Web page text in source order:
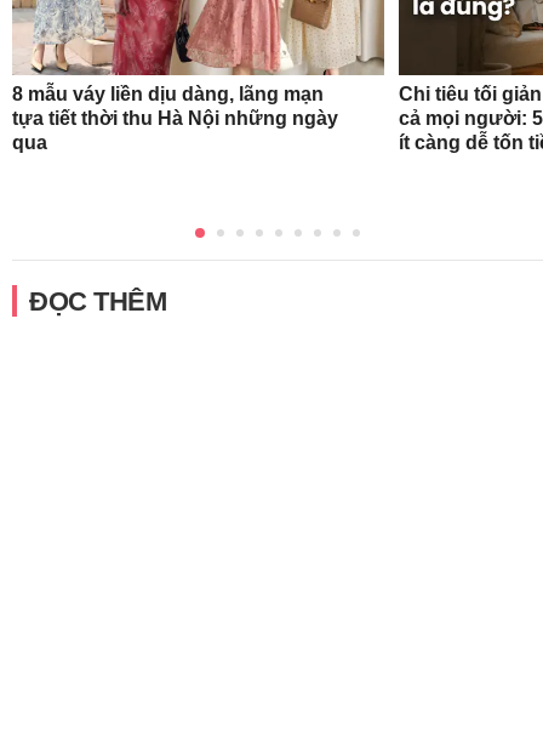
8 mẫu váy liền dịu dàng, lãng mạn
tựa tiết thời thu Hà Nội những ngày
qua
Chi tiêu tối
cả mọi người:
ít càng dễ tốn
ĐỌC THÊM